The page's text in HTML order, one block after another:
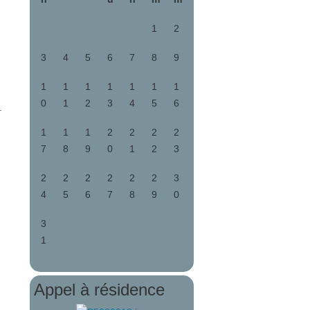
1 2
3 4 5 6 7 8 9
1
0
1
1
1
2
1
3
1
4
1
5
1
6
1
7
1
8
1
9
2
0
2
1
2
2
2
3
2
4
2
5
2
6
2
7
2
8
2
9
3
0
3
1
Appel à résidence